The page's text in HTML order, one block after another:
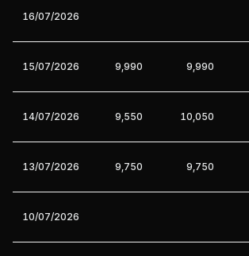
16/07/2026
15/07/2026 9,990 9,990
14/07/2026 9,550 10,050
13/07/2026 9,750 9,750
10/07/2026